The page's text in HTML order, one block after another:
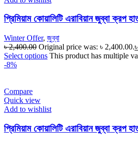
প্রিমিয়াম কোয়ালিটি এরাবিয়ান জুব্বা ক্রপ
Winter Offer, জুব্বা
৳2,400.00 Original price was: ৳ 2,400.00.৳
Select options This product has multiple
-8%
Compare
Quick view
Add to wishlist
প্রিমিয়াম কোয়ালিটি এরাবিয়ান জুব্বা